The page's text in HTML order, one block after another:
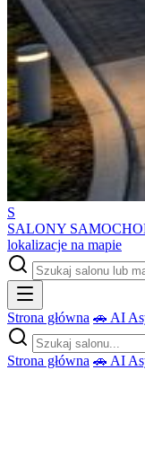
S
SALONY
lokalizacje na mapie
Strona główna 🚗 AI
Strona główna 🚗 AI